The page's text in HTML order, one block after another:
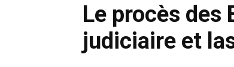
Le procès des
judiciaire et